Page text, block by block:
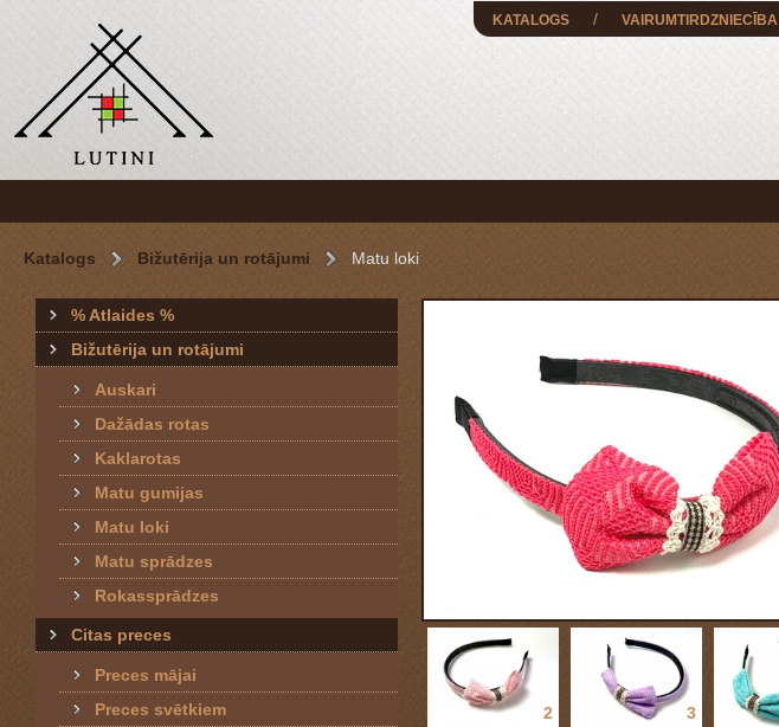
KATALOGS / VAIRUMTIRDZNIECĪBA
Katalogs Bižutērija un rotājumi Matu loki
% Atlaides %
Bižutērija un rotājumi
Auskari
Dažādas rotas
Kaklarotas
Matu gumijas
Matu loki
Matu sprādzes
Rokassprādzes
Citas preces
Preces mājai
Preces svētkiem
2 3